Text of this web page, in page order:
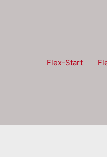
Flex-Start